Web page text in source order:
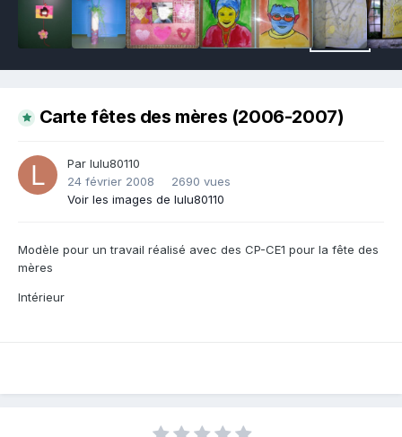
Carte fêtes des mères (2006-2007)
Par lulu80110
24 février 2008
2690 vues
Voir les images de lulu80110
Modèle pour un travail réalisé avec des CP-CE1 pour la fête des
mères
Intérieur